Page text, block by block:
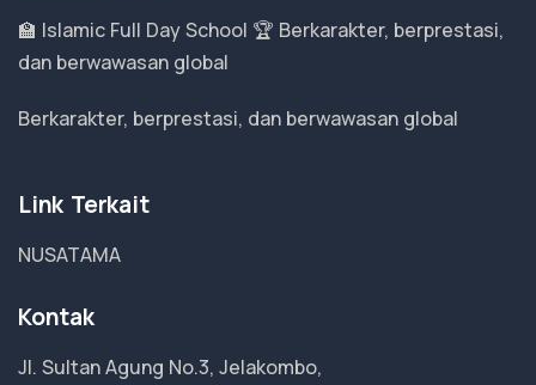
🏫 Islamic Full Day School 🏆 Berkarakter, berprestasi,
dan berwawasan global
Berkarakter, berprestasi, dan berwawasan global
Link Terkait
NUSATAMA
Kontak
Jl. Sultan Agung No.3, Jelakombo,